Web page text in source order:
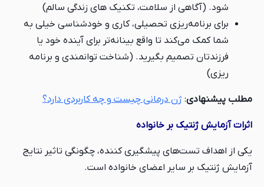
شود. (آگاهی از سلامت، تکنیک های زندگی سالم)
برای برنامه‌ریزی تحصیلی، کاری و خودشناسی خیلی به
شما کمک می‌کند تا واقع‌ بینانه‌تر برای آینده خود یا
فرزندتان تصمیم بگیرید. (شناخت توانمندی و برنامه
ریزی)
مطلب پیشنهادی: ژن درمانی چیست و چه کاربردی دارد؟
اثرات آزمایش ژنتیک بر خانواده
یکی از اهداف تست‌های پیشگیری کننده، چگونگی تاثیر نتایج
آزمایش ژنتیک بر سایر اعضای خانواده است.